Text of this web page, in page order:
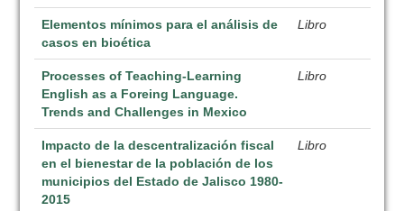
Elementos mínimos para el análisis de
casos en bioética
Libro
Processes of Teaching-Learning
English as a Foreing Language.
Trends and Challenges in Mexico
Libro
Impacto de la descentralización fiscal
en el bienestar de la población de los
municipios del Estado de Jalisco 1980-
2015
Libro